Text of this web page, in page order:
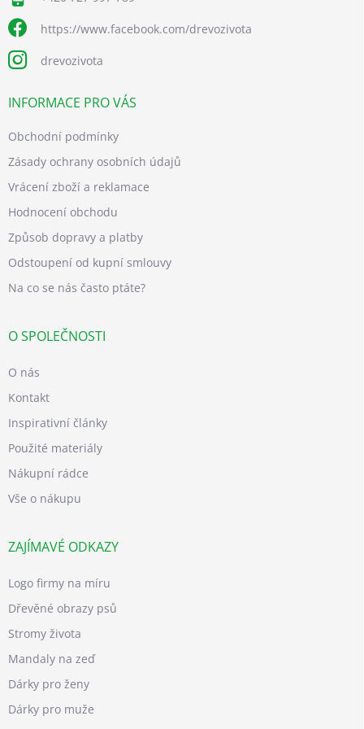
https://www.facebook.com/drevozivota
drevozivota
INFORMACE PRO VÁS
Obchodní podmínky
Zásady ochrany osobních údajů
Vrácení zboží a reklamace
Hodnocení obchodu
Způsob dopravy a platby
Odstoupení od kupní smlouvy
Na co se nás často ptáte?
O SPOLEČNOSTI
O nás
Kontakt
Inspirativní články
Použité materiály
Nákupní rádce
Vše o nákupu
ZAJÍMAVÉ ODKAZY
Logo firmy na míru
Dřevěné obrazy psů
Stromy života
Mandaly na zeď
Dárky pro ženy
Dárky pro muže